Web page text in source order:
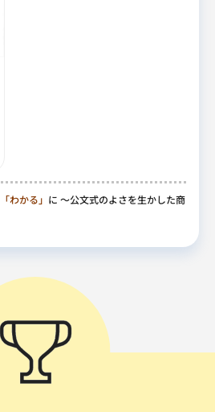
「わかる」 に ～公文式のよさを生かした商